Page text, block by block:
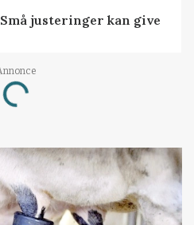
justeringer kan give
Loading...